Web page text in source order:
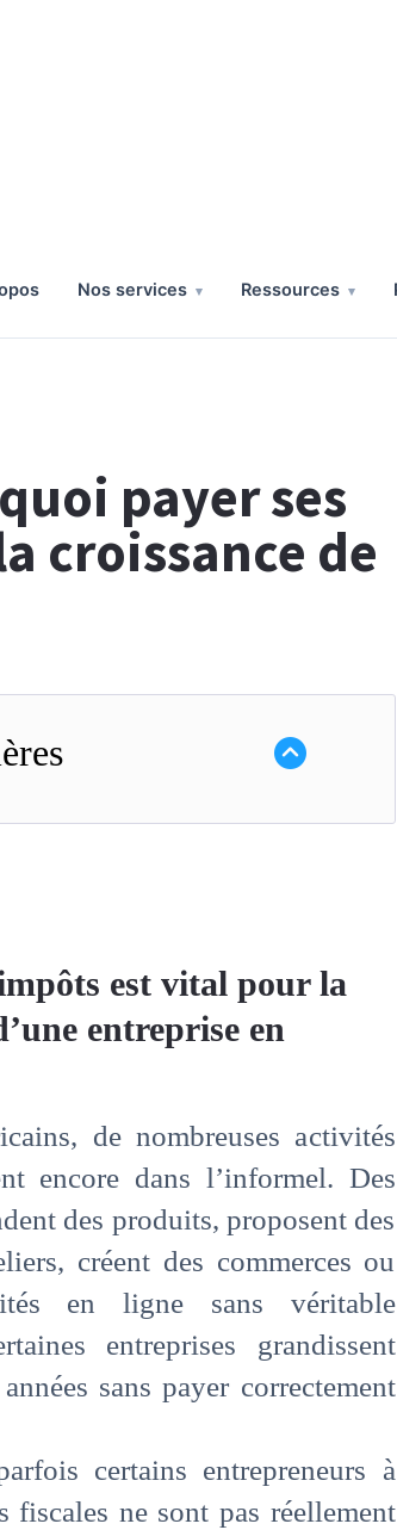
nos services ressources
payer ses
croissance de
est vital pour la
entreprise en
de nombreuses activités
encore dans l’informel. Des
des produits, proposent des
créent des commerces ou
en ligne sans véritable
entreprises grandissent
sans payer correctement
certains entrepreneurs à
ne sont pas réellement